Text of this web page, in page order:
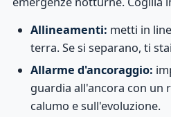
Allineamenti: metti in
terra. Se si separano, ti
Allarme d'ancoraggio:
guardia all'ancora con un
calumo e sull'evoluzione.